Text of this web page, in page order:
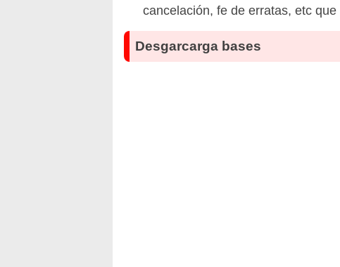
cancelación, fe de erratas, etc
Desgarcarga bases